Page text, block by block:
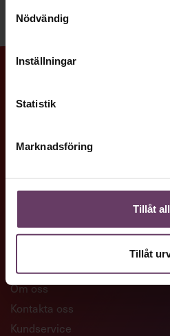
Nödvändig
Inställningar
Statistik
Marknadsföring
Tillåt
Tillåt
Artiklar och reportage
Företagsanpassade utbildningar
Om oss
Kontakta oss
Kundservice